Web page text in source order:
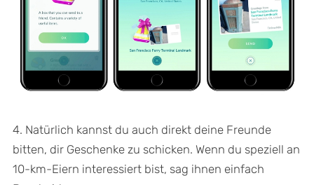
4. Natürlich kannst du auch direkt deine Freunde
bitten, dir Geschenke zu schicken. Wenn du speziell an
10-km-Eiern interessiert bist, sag ihnen einfach